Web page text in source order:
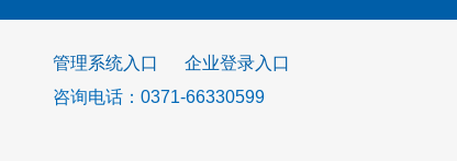
管理系统入口
企业登录入口
咨询电话：0371-66330599